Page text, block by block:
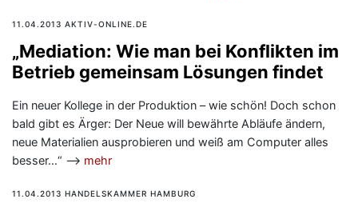
11.04.2013 AKTIV-ONLINE.DE
„Mediation: Wie man bei Konflikten im
Betrieb gemeinsam Lösungen findet
Ein neuer Kollege in der Produktion – wie schön! Doch schon
bald gibt es Ärger: Der Neue will bewährte Abläufe ändern,
neue Materialien ausprobieren und weiß am Computer alles
besser…“ —> mehr
11.04.2013 HANDELSKAMMER HAMBURG